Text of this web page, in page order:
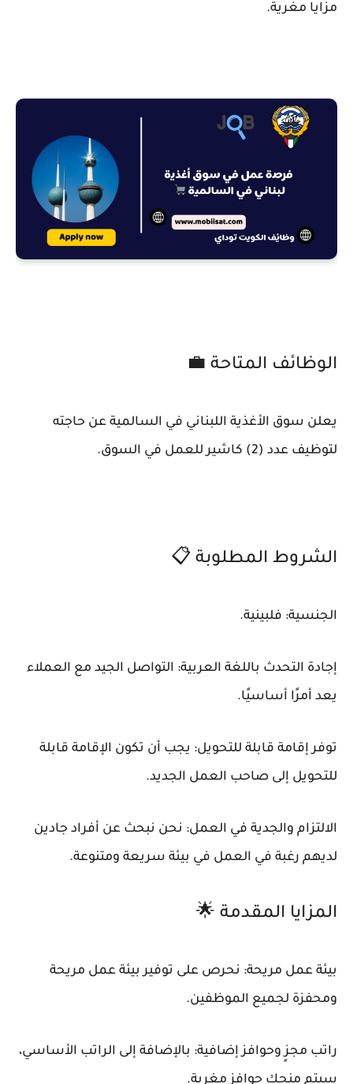
مزايا مغرية.
الوظائف المتاحة 💼
يعلن سوق الأغذية اللبناني في السالمية عن حاجته
لتوظيف عدد (2) كاشير للعمل في السوق.
الشروط المطلوبة 📋
الجنسية: فلبينية.
إجادة التحدث باللغة العربية: التواصل الجيد مع العملاء
يعد أمرًا أساسيًا.
توفر إقامة قابلة للتحويل: يجب أن تكون الإقامة قابلة
للتحويل إلى صاحب العمل الجديد.
الالتزام والجدية في العمل: نحن نبحث عن أفراد جادين
لديهم رغبة في العمل في بيئة سريعة ومتنوعة.
المزايا المقدمة 🌟
بيئة عمل مريحة: نحرص على توفير بيئة عمل مريحة
ومحفزة لجميع الموظفين.
راتب مجزٍ وحوافز إضافية: بالإضافة إلى الراتب الأساسي،
سيتم منحك حوافز مغرية.